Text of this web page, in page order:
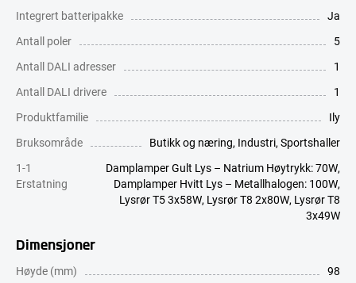
Integrert batteripakke
Ja
Antall poler
5
Antall DALI adresser
1
Antall DALI drivere
1
Produktfamilie
Ily
Bruksområde
Butikk og næring, Industri, Sportshaller
1-1
Erstatning
Damplamper Gult Lys – Natrium Høytrykk: 70W,
Damplamper Hvitt Lys – Metallhalogen: 100W,
Lysrør T5 3x58W, Lysrør T8 2x80W, Lysrør T8
3x49W
Dimensjoner
Høyde (mm)
98